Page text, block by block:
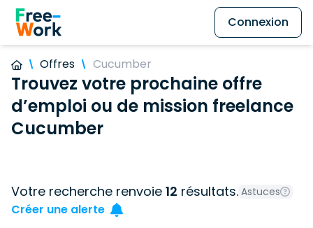
Connexion
Offres Cucumber
Trouvez votre prochaine offre
d’emploi ou de mission freelance
Cucumber
Votre recherche renvoie 12 résultats. Astuces
Créer une alerte